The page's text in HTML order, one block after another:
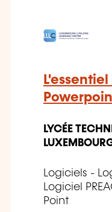
L'essentiel
LYCÉE
Logiciels -
Logiciel
Point